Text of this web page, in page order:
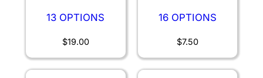
13 OPTIONS
$19.00
16 OPTIONS
$7.50